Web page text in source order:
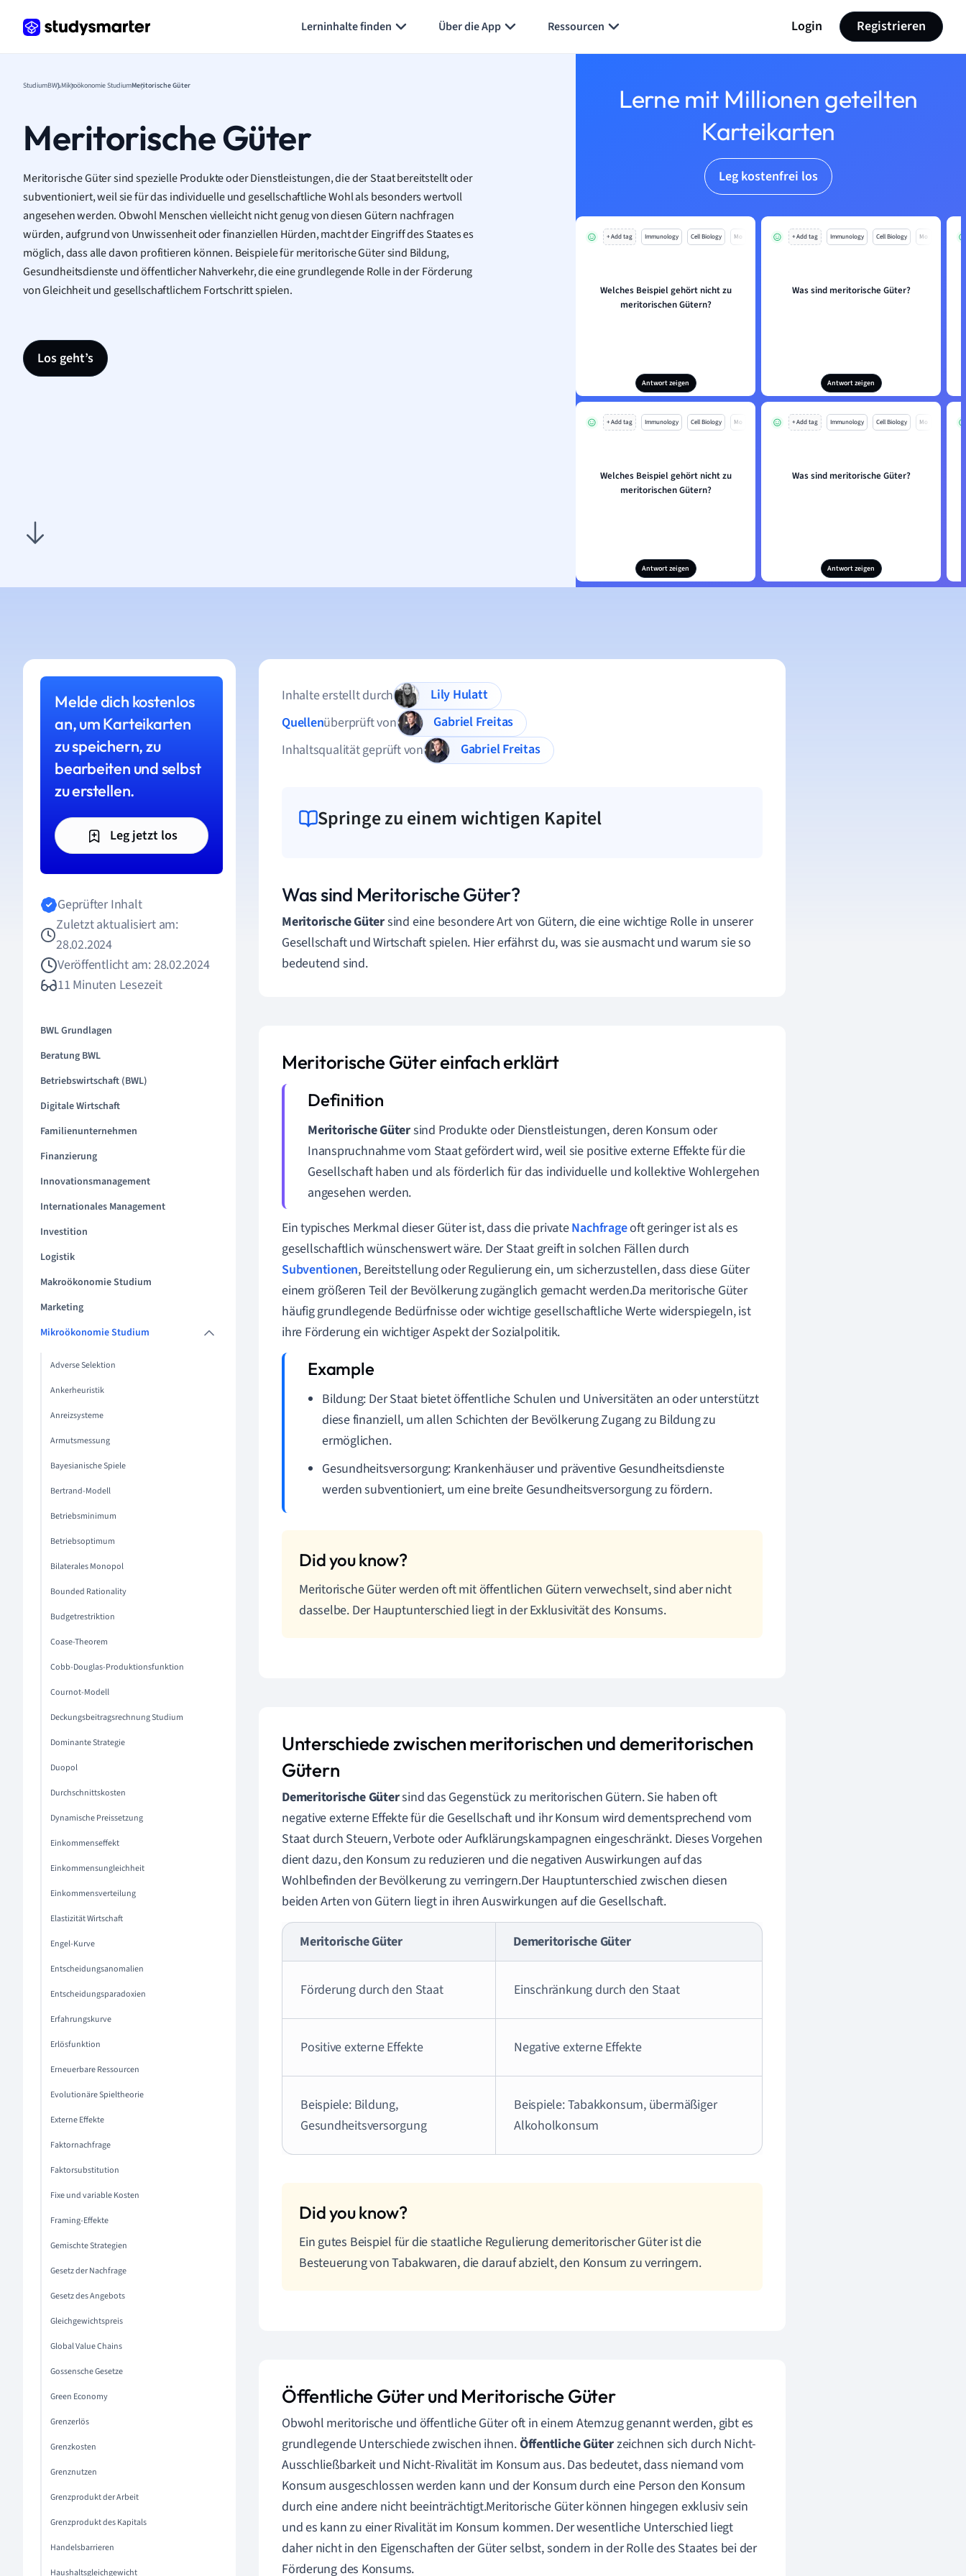
Lerninhalte finden Über die App Ressourcen Login Registrieren
StudiumBWLMikroökonomie StudiumMeritorische Güter
Meritorische Güter
Meritorische Güter sind spezielle Produkte oder Dienstleistungen, die der Staat bereitstellt oder
subventioniert, weil sie für das individuelle und gesellschaftliche Wohl als besonders wertvoll
angesehen werden. Obwohl Menschen vielleicht nicht genug von diesen Gütern nachfragen
würden, aufgrund von Unwissenheit oder finanziellen Hürden, macht der Eingriff des Staates es
möglich, dass alle davon profitieren können. Beispiele für meritorische Güter sind Bildung,
Gesundheitsdienste und öffentlicher Nahverkehr, die eine grundlegende Rolle in der Förderung
von Gleichheit und gesellschaftlichem Fortschritt spielen.
Los geht’s
Lerne mit Millionen geteilten
Karteikarten
Leg kostenfrei los
+ Add tag Immunology Cell Biology Mo
Welches Beispiel gehört nicht zu
meritorischen Gütern?
Antwort zeigen
+ Add tag Immunology Cell Biology Mo
Was sind meritorische Güter?
Antwort zeigen
+ Add tag Immunology Cell Biology Mo
Welches Beispiel gehört nicht zu
meritorischen Gütern?
Antwort zeigen
+ Add tag Immunology Cell Biology Mo
Was sind meritorische Güter?
Antwort zeigen
Melde dich kostenlos
an, um Karteikarten
zu speichern, zu
bearbeiten und selbst
zu erstellen.
Leg jetzt los
Geprüfter Inhalt
Zuletzt aktualisiert am:
28.02.2024
Veröffentlicht am: 28.02.2024
11 Minuten Lesezeit
BWL Grundlagen
Beratung BWL
Betriebswirtschaft (BWL)
Digitale Wirtschaft
Familienunternehmen
Finanzierung
Innovationsmanagement
Internationales Management
Investition
Logistik
Makroökonomie Studium
Marketing
Mikroökonomie Studium
Adverse Selektion
Ankerheuristik
Anreizsysteme
Armutsmessung
Bayesianische Spiele
Bertrand-Modell
Betriebsminimum
Betriebsoptimum
Bilaterales Monopol
Bounded Rationality
Budgetrestriktion
Coase-Theorem
Cobb-Douglas-Produktionsfunktion
Cournot-Modell
Deckungsbeitragsrechnung Studium
Dominante Strategie
Duopol
Durchschnittskosten
Dynamische Preissetzung
Einkommenseffekt
Einkommensungleichheit
Einkommensverteilung
Elastizität Wirtschaft
Engel-Kurve
Entscheidungsanomalien
Entscheidungsparadoxien
Erfahrungskurve
Erlösfunktion
Erneuerbare Ressourcen
Evolutionäre Spieltheorie
Externe Effekte
Faktornachfrage
Faktorsubstitution
Fixe und variable Kosten
Framing-Effekte
Gemischte Strategien
Gesetz der Nachfrage
Gesetz des Angebots
Gleichgewichtspreis
Global Value Chains
Gossensche Gesetze
Green Economy
Grenzerlös
Grenzkosten
Grenznutzen
Grenzprodukt der Arbeit
Grenzprodukt des Kapitals
Handelsbarrieren
Haushaltsgleichgewicht
Inhalte erstellt durch
Lily Hulatt
Quellenüberprüft von
Gabriel Freitas
Inhaltsqualität geprüft von
Gabriel Freitas
Springe zu einem wichtigen Kapitel
Was sind Meritorische Güter?
Meritorische Gütersind eine besondere Art von Gütern, die eine wichtige Rolle in unserer
Gesellschaft und Wirtschaft spielen. Hier erfährst du, was sie ausmacht und warum sie so
bedeutend sind.
Meritorische Güter einfach erklärt
Meritorische Gütersind Produkte oder Dienstleistungen, deren Konsum oder
Inanspruchnahme vom Staat gefördert wird, weil sie positive externe Effekte für die
Gesellschaft haben und als förderlich für das individuelle und kollektive Wohlergehen
angesehen werden.
Ein typisches Merkmal dieser Güter ist, dass die privateNachfrageoft geringer ist als es
gesellschaftlich wünschenswert wäre. Der Staat greift in solchen Fällen durch
Subventionen, Bereitstellung oder Regulierung ein, um sicherzustellen, dass diese Güter
einem größeren Teil der Bevölkerung zugänglich gemacht werden.Da meritorische Güter
häufig grundlegende Bedürfnisse oder wichtige gesellschaftliche Werte widerspiegeln, ist
ihre Förderung ein wichtiger Aspekt der Sozialpolitik.
Bildung: Der Staat bietet öffentliche Schulen und Universitäten an oder unterstützt
diese finanziell, um allen Schichten der Bevölkerung Zugang zu Bildung zu
ermöglichen.
Gesundheitsversorgung: Krankenhäuser und präventive Gesundheitsdienste
werden subventioniert, um eine breite Gesundheitsversorgung zu fördern.
Meritorische Güter werden oft mit öffentlichen Gütern verwechselt, sind aber nicht
dasselbe. Der Hauptunterschied liegt in der Exklusivität des Konsums.
Unterschiede zwischen meritorischen und demeritorischen
Gütern
Demeritorische Gütersind das Gegenstück zu meritorischen Gütern. Sie haben oft
negative externe Effekte für die Gesellschaft und ihr Konsum wird dementsprechend vom
Staat durch Steuern, Verbote oder Aufklärungskampagnen eingeschränkt. Dieses Vorgehen
dient dazu, den Konsum zu reduzieren und die negativen Auswirkungen auf das
Wohlbefinden der Bevölkerung zu verringern.Der Hauptunterschied zwischen diesen
beiden Arten von Gütern liegt in ihren Auswirkungen auf die Gesellschaft.
Meritorische Güter Demeritorische Güter
Förderung durch den Staat Einschränkung durch den Staat
Positive externe Effekte Negative externe Effekte
Beispiele: Bildung,
Gesundheitsversorgung
Beispiele: Tabakkonsum, übermäßiger
Alkoholkonsum
Ein gutes Beispiel für die staatliche Regulierung demeritorischer Güter ist die
Besteuerung von Tabakwaren, die darauf abzielt, den Konsum zu verringern.
Öffentliche Güter und Meritorische Güter
Obwohl meritorische und öffentliche Güter oft in einem Atemzug genannt werden, gibt es
grundlegende Unterschiede zwischen ihnen.Öffentliche Güterzeichnen sich durch Nicht-
Ausschließbarkeit und Nicht-Rivalität im Konsum aus. Das bedeutet, dass niemand vom
Konsum ausgeschlossen werden kann und der Konsum durch eine Person den Konsum
durch eine andere nicht beeinträchtigt.Meritorische Güter können hingegen exklusiv sein
und es kann zu einer Rivalität im Konsum kommen. Der wesentliche Unterschied liegt
daher nicht in den Eigenschaften der Güter selbst, sondern in der Rolle des Staates bei der
Förderung des Konsums.